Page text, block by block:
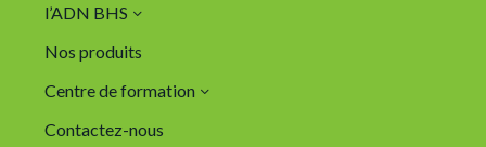
l’ADN BHS
Nos produits
Centre de formation
Contactez-nous